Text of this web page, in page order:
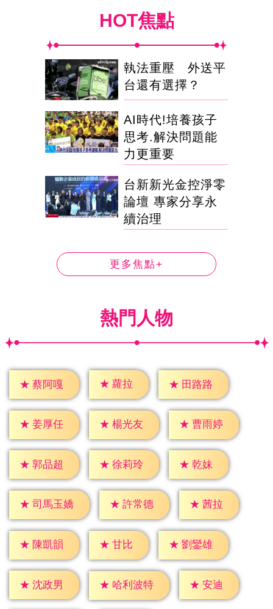
HOT焦點
執法重壓 外送平
台還有選擇？
AI時代!培養孩子
思考.解決問題能
力更重要
台新新光金控淨零
論壇 專家分享永
續治理
更多焦點+
熱門人物
★ 蔡阿嘎 ★ 蘿拉 ★ 田路路
★ 姜厚任 ★ 楊光友 ★ 曹雨婷
★ 郭品超 ★ 徐莉玲 ★ 乾妹
★ 司馬玉嬌 ★ 許常德 ★ 茜拉
★ 陳凱韻 ★ 甘比 ★ 劉鑾雄
★ 沈政男 ★ 哈利波特 ★ 安迪